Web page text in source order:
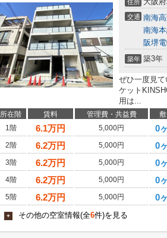
住所
交通 南海
南海
阪堺
築年 築3年
ぜひ一度見
ケット
用は...
所在階 賃料 管理費・共益費
1階
6.1万円 5,000円 0
2階
6.2万円 5,000円 0
3階
6.2万円 5,000円 0
4階
6.2万円 5,000円 0
5階
6.2万円 5,000円 0
+ その他の空室情報(全6件)を見る